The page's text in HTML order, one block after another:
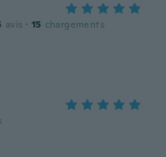
avis · 15 chargements